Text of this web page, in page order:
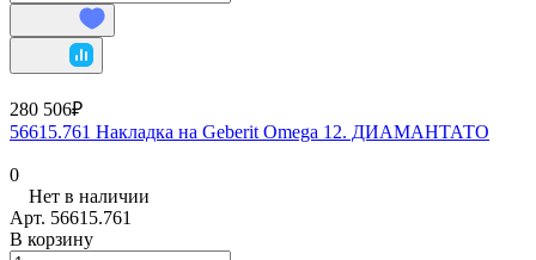
280 506₽
56615.761 Накладка на Geberit Omega 12. ДИАМАНТАТО
0
Нет в наличии
Арт. 56615.761
В корзину